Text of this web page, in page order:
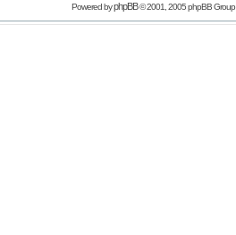
Powered byphpBB© 2001, 2005 phpBB Group